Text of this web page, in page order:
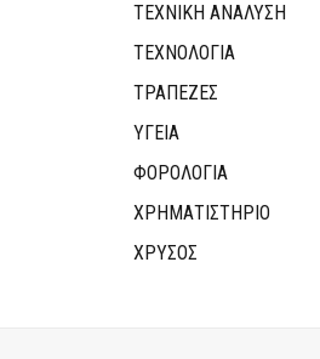
ΤΕΧΝΙΚΗ ΑΝΑΛΥΣΗ
ΤΕΧΝΟΛΟΓΙΑ
ΤΡΆΠΕΖΕΣ
ΥΓΕΙΑ
ΦΟΡΟΛΟΓΙΑ
ΧΡΗΜΑΤΙΣΤΗΡΙΟ
ΧΡΥΣΟΣ